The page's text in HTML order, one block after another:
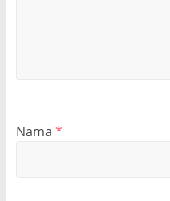
Nama *